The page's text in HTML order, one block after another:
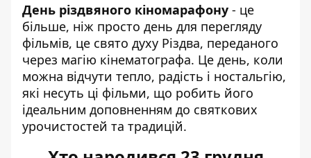
День різдвяного кіномарафону - це
більше, ніж просто день для перегляду
фільмів, це свято духу Різдва, переданого
через магію кінематографа. Це день, коли
можна відчути тепло, радість і ностальгію,
які несуть ці фільми, що робить його
ідеальним доповненням до святкових
урочистостей та традицій.